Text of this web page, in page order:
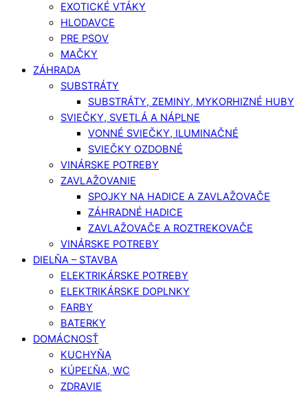
EXOTICKÉ VTÁKY
HLODAVCE
PRE PSOV
MAČKY
ZÁHRADA
SUBSTRÁTY
SUBSTRÁTY, ZEMINY, MYKORHIZNÉ HUBY
SVIEČKY, SVETLÁ A NÁPLNE
VONNÉ SVIEČKY, ILUMINAČNÉ
SVIEČKY OZDOBNÉ
VINÁRSKE POTREBY
ZAVLAŽOVANIE
SPOJKY NA HADICE A ZAVLAŽOVAČE
ZÁHRADNÉ HADICE
ZAVLAŽOVAČE A ROZTREKOVAČE
VINÁRSKE POTREBY
DIELŇA – STAVBA
ELEKTRIKÁRSKE POTREBY
ELEKTRIKÁRSKE DOPLNKY
FARBY
BATERKY
DOMÁCNOSŤ
KUCHYŇA
KÚPEĽŇA, WC
ZDRAVIE